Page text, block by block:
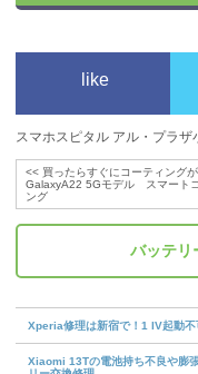
like
スマホスピタル アル・プラザ
<< 買ったらすぐにコーティング
GalaxyA22 5Gモデル スマート
ング
バッテリ
Xperia修理は新宿で！1 IV起動
Xiaomi 13Tの電池持ち不良や膨